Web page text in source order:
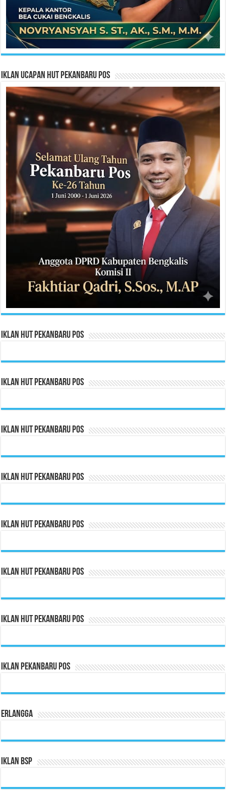
Iklan Ucapan HUT Pekanbaru Pos
Iklan HUT Pekanbaru Pos
Iklan HUT Pekanbaru Pos
Iklan HUT Pekanbaru Pos
Iklan HUT Pekanbaru Pos
Iklan HUT Pekanbaru Pos
Iklan HUT Pekanbaru Pos
Iklan HUT Pekanbaru Pos
Iklan Pekanbaru Pos
Erlangga
Iklan BSP